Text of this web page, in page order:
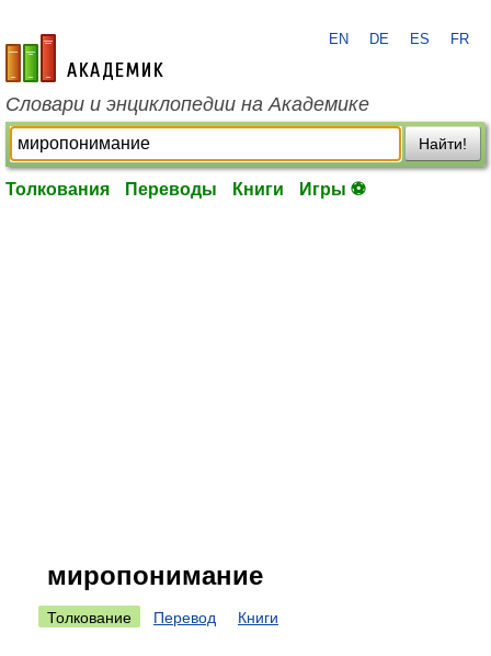
academic.ru
EN DE ES FR
Словари и энциклопедии на Академике
Найти!
Толкования Переводы Книги Игры ⚽
миропонимание
Толкование Перевод Книги